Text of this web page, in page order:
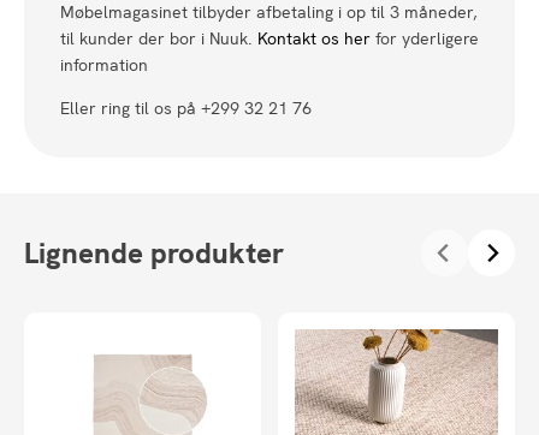
Møbelmagasinet tilbyder afbetaling i op til 3 måneder,
til kunder der bor i Nuuk. Kontakt os her for yderligere
information
Eller ring til os på +299 32 21 76
Lignende produkter